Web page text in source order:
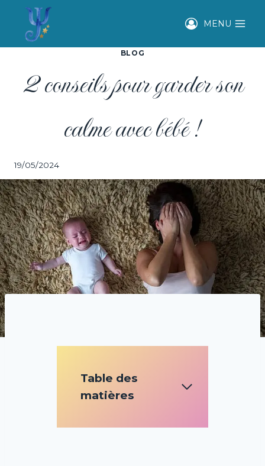
contenu
MENU
BLOG
2 conseils pour garder son
calme avec bébé !
19/05/2024
Table des
matières